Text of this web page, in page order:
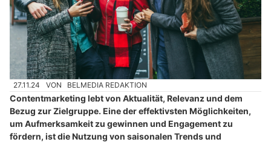
27.11.24 VON BELMEDIA REDAKTION
Contentmarketing lebt von Aktualität, Relevanz und dem
Bezug zur Zielgruppe. Eine der effektivsten Möglichkeiten,
um Aufmerksamkeit zu gewinnen und Engagement zu
fördern, ist die Nutzung von saisonalen Trends und